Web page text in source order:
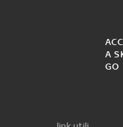
A
GO